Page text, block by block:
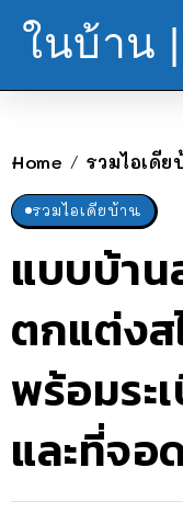
ในบ้าน |
Home / รวมไอเดีย
รวมไอเดียบ้าน
แบบบ้า
ตกแต่งส
พร้อมระ
และที่จอ